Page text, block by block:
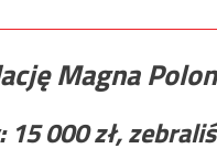
Magna
15 000zł,